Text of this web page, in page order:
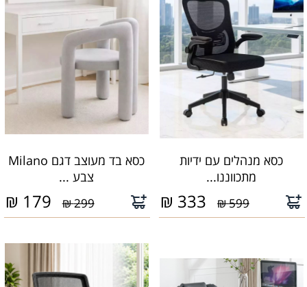
כסא מנהלים עם ידיות
מתכווננו...
599 ₪
333
₪
כסא בד מעוצב דגם Milano
צבע ...
299 ₪
179
₪